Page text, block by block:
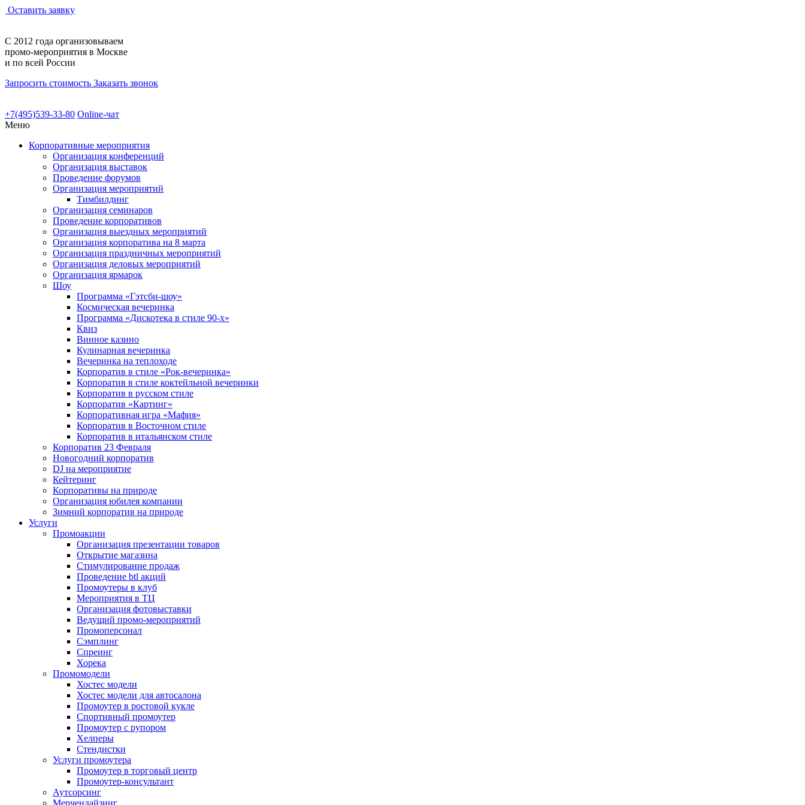
Оставить заявку
С 2012 года организовываем
промо-мероприятия в Москве
и по всей России
Запросить стоимость Заказать звонок
+7(495)539-33-80 Online-чат
Меню
Корпоративные мероприятия
Организация конференций
Организация выставок
Проведение форумов
Организация мероприятий
Тимбилдинг
Организация семинаров
Проведение корпоративов
Организация выездных мероприятий
Организация корпоратива на 8 марта
Организация праздничных мероприятий
Организация деловых мероприятий
Организация ярмарок
Шоу
Программа «Гэтсби-шоу»
Космическая вечеринка
Программа «Дискотека в стиле 90-х»
Квиз
Винное казино
Кулинарная вечеринка
Вечеринка на теплоходе
Корпоратив в стиле «Рок-вечеринка»
Корпоратив в стиле коктейльной вечеринки
Корпоратив в русском стиле
Корпоратив «Картинг»
Корпоративная игра «Мафия»
Корпоратив в Восточном стиле
Корпоратив в итальянском стиле
Корпоратив 23 Февраля
Новогодний корпоратив
DJ на мероприятие
Кейтеринг
Корпоративы на природе
Организация юбилея компании
Зимний корпоратив на природе
Услуги
Промоакции
Организация презентации товаров
Открытие магазина
Стимулирование продаж
Проведение btl акций
Промоутеры в клуб
Мероприятия в ТЦ
Организация фотовыставки
Ведущий промо-мероприятий
Промоперсонал
Сэмплинг
Спреинг
Хорека
Промомодели
Хостес модели
Хостес модели для автосалона
Промоутер в ростовой кукле
Спортивный промоутер
Промоутер с рупором
Хелперы
Стендистки
Услуги промоутера
Промоутер в торговый центр
Промоутер-консультант
Аутсорсинг
Мерчендайзинг